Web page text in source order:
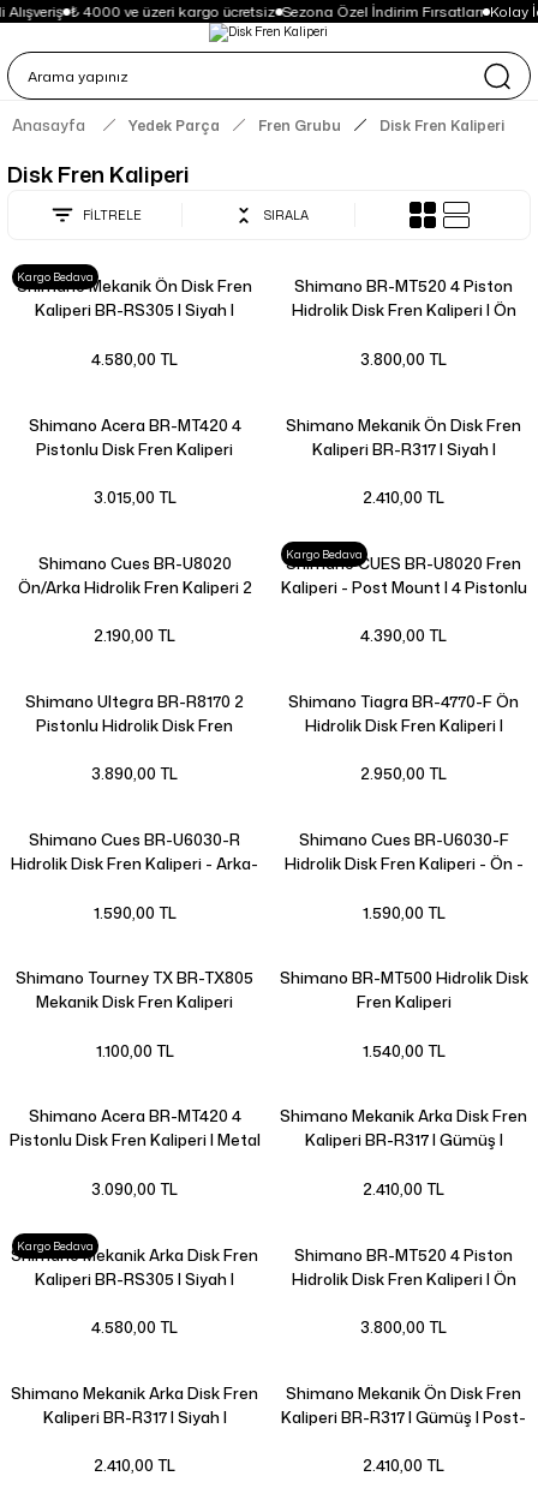
₺ 4000 ve üzeri kargo ücretsiz Sezona Özel İndirim Fırsatları Kolay
Anasayfa Yedek Parça Fren Grubu Disk Fren Kaliperi
Disk Fren Kaliperi
FİLTRELE SIRALA
Kargo Bedava
Shimano Mekanik Ön Disk Fren
Kaliperi BR-RS305 | Siyah |
4.580,00 TL
Shimano BR-MT520 4 Piston
Hidrolik Disk Fren Kaliperi | Ön
3.800,00 TL
Shimano Acera BR-MT420 4
Pistonlu Disk Fren Kaliperi
3.015,00 TL
Shimano Mekanik Ön Disk Fren
Kaliperi BR-R317 | Siyah |
2.410,00 TL
Shimano Cues BR-U8020
Ön/Arka Hidrolik Fren Kaliperi 2
2.190,00 TL
Kargo Bedava
Shimano CUES BR-U8020 Fren
Kaliperi - Post Mount | 4 Pistonlu
4.390,00 TL
Shimano Ultegra BR-R8170 2
Pistonlu Hidrolik Disk Fren
3.890,00 TL
Shimano Tiagra BR-4770-F Ön
Hidrolik Disk Fren Kaliperi |
2.950,00 TL
Shimano Cues BR-U6030-R
Hidrolik Disk Fren Kaliperi - Arka-
1.590,00 TL
Shimano Cues BR-U6030-F
Hidrolik Disk Fren Kaliperi - Ön -
1.590,00 TL
Shimano Tourney TX BR-TX805
Mekanik Disk Fren Kaliperi
1.100,00 TL
Shimano BR-MT500 Hidrolik Disk
Fren Kaliperi
1.540,00 TL
Shimano Acera BR-MT420 4
Pistonlu Disk Fren Kaliperi | Metal
3.090,00 TL
Shimano Mekanik Arka Disk Fren
Kaliperi BR-R317 | Gümüş |
2.410,00 TL
Kargo Bedava
Shimano Mekanik Arka Disk Fren
Kaliperi BR-RS305 | Siyah |
4.580,00 TL
Shimano BR-MT520 4 Piston
Hidrolik Disk Fren Kaliperi | Ön
3.800,00 TL
Shimano Mekanik Arka Disk Fren
Kaliperi BR-R317 | Siyah |
2.410,00 TL
Shimano Mekanik Ön Disk Fren
Kaliperi BR-R317 | Gümüş | Post-
2.410,00 TL